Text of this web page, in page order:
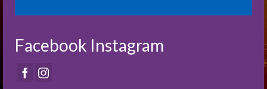
Facebook Instagram